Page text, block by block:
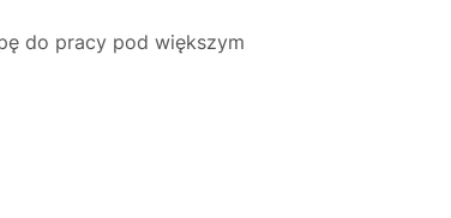
do pracy pod większym